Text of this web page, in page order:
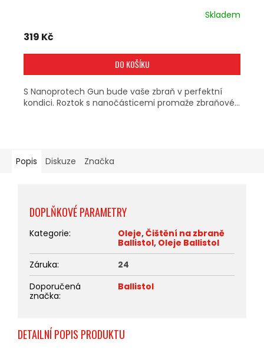
Skladem
319 Kč
DO KOŠÍKU
S Nanoprotech Gun bude vaše zbraň v perfektní
kondici. Roztok s nanočásticemi promaže zbraňové...
Popis Diskuze Značka
DETAILNÍ POPIS PRODUKTU
DOPLŇKOVÉ PARAMETRY
Kategorie: Oleje,Čištění na zbraně
Ballistol, Oleje Ballistol
Záruka:
24
Doporučená
značka:
Ballistol